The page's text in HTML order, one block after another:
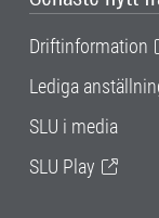
Driftinformation
Lediga
SLU i media
SLU Play